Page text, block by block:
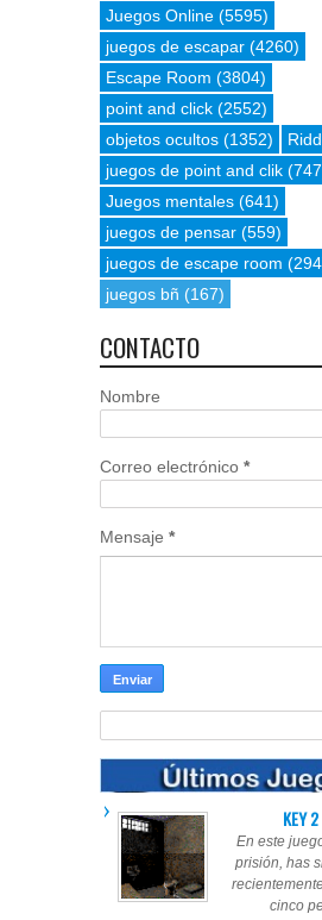
Juegos Online (5595)
juegos de escapar (4260)
Escape Room (3804)
point and click (2552)
objetos ocultos (1352)
juegos de point and clik
Juegos mentales (641)
juegos de pensar (559)
juegos de escape room
juegos bñ (167)
CONTACTO
Nombre
Correo electrónico *
Mensaje *
KEY
En este
prisión, has
cinco